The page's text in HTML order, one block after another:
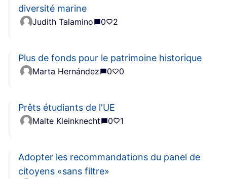
diversité marine
Judith Talamino 0 2
Plus de fonds pour le patrimoine historique
Marta Hernández 0 0
Prêts étudiants de l'UE
Malte Kleinknecht 0 1
Adopter les recommandations du panel de
citoyens «sans filtre»